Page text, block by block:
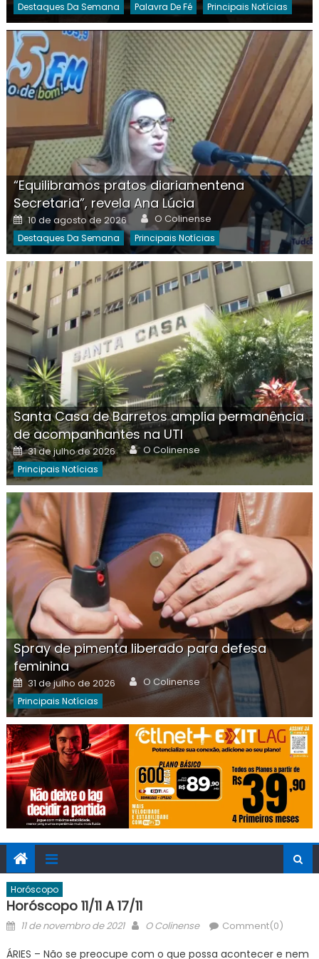
Destaques Da Semana Palavra De Fé Principais Notícias
“Equilibramos pratos diariamentena
Secretaria”, revela Ana Lúcia
Posted
on
10 de agosto de 2026 Author
O Colinense
Destaques Da Semana Principais Notícias
Santa Casa de Barretos amplia permanência
de acompanhantes na UTI
Posted
on
31 de julho de 2026 Author
O Colinense
Principais Notícias
Spray de pimenta liberado para defesa
feminina
Posted
on
31 de julho de 2026 Author
O Colinense
Principais Notícias
Horóscopo
Horóscopo 11/11 A 17/11
Posted
11 de novembro de 2021 Author
O Colinense Comment(0)
ÁRIES – Não se preocupe com o que possa acontecer e nem